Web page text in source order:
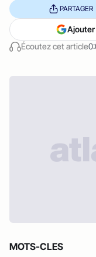
Écoutez cet article
PARTAGER
MOTS-CLES